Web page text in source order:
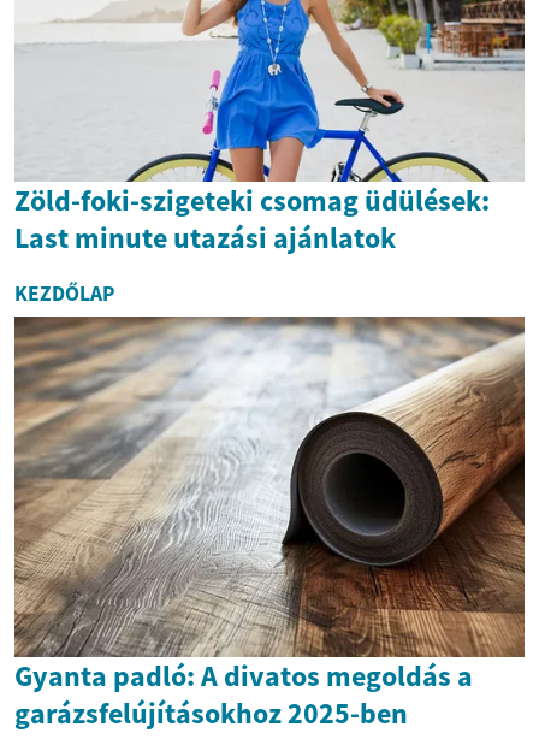
Zöld-foki-szigeteki csomag üdülések:
Last minute utazási ajánlatok
KEZDŐLAP
Gyanta padló: A divatos megoldás a
garázsfelújításokhoz 2025-ben